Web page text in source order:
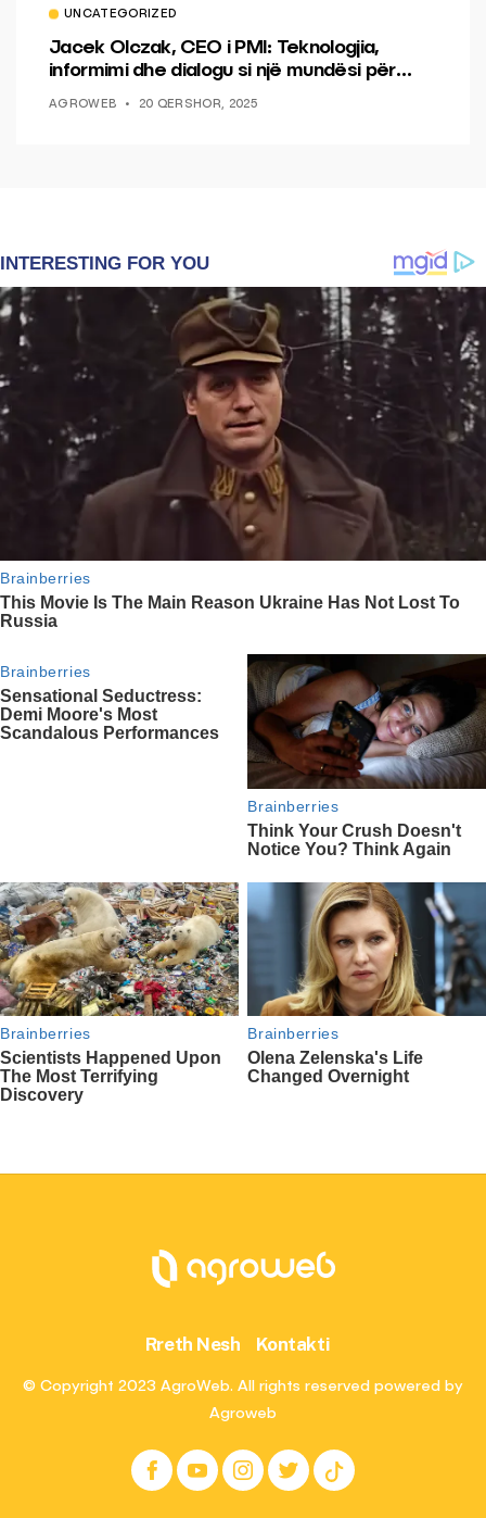
UNCATEGORIZED
Jacek Olczak, CEO i PMI: Teknologjia,
informimi dhe dialogu si një mundësi për
AGROWEB 20 QERSHOR, 2025
Rreth Nesh Kontakti
© Copyright 2023 AgroWeb. All rights reserved powered by
Agroweb